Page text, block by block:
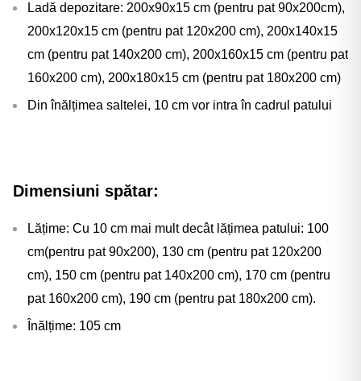
Ladă depozitare: 200x90x15 cm (pentru pat 90x200cm),
200x120x15 cm (pentru pat 120x200 cm), 200x140x15
cm (pentru pat 140x200 cm), 200x160x15 cm (pentru pat
160x200 cm), 200x180x15 cm (pentru pat 180x200 cm)
Din înălțimea saltelei, 10 cm vor intra în cadrul patului
Dimensiuni spătar:
Lățime: Cu 10 cm mai mult decât lățimea patului: 100
cm(pentru pat 90x200), 130 cm (pentru pat 120x200
cm), 150 cm (pentru pat 140x200 cm), 170 cm (pentru
pat 160x200 cm), 190 cm (pentru pat 180x200 cm).
Înălțime: 105 cm